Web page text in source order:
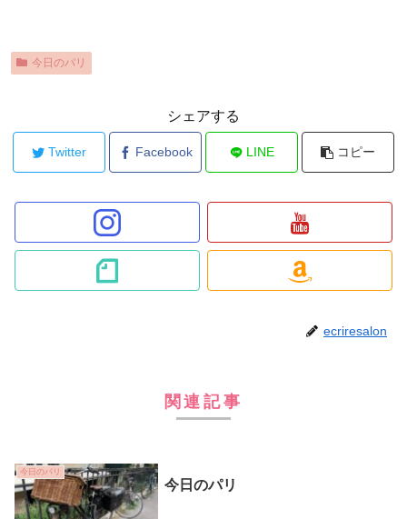
今日のパリ
シェアする
Twitter Facebook LINE コピー
ecriresalon
関連記事
今日のパリ
今日のパリ